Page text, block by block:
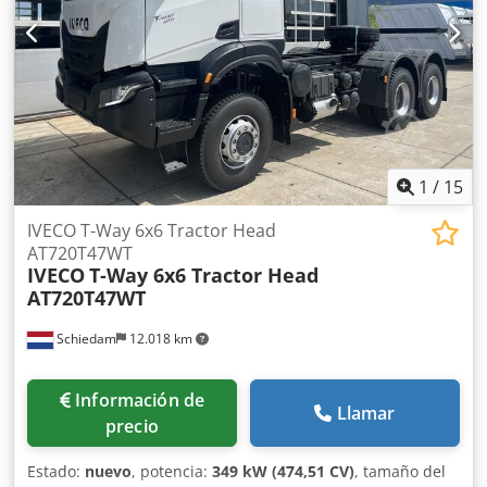
1 / 15
Schiedam 12.018 km
IVECO T-Way 6x6 Tractor Head
AT720T47WT
IVECOT-Way 6x6 Tractor Head
AT720T47WT
Información de
precio
Llamar
Estado: nuevo, potencia: 349 kW (474,51 CV), tamaño del